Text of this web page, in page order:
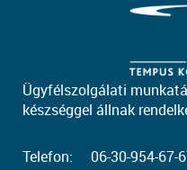
Ügyfélszolgálati
készséggel állnak
Telefon:
06-30-954-67-